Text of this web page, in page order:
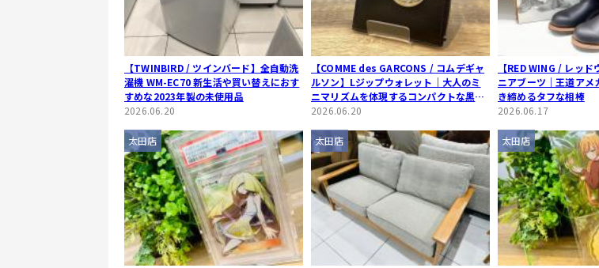
【TWINBIRD / ツインバード】全自動洗
濯機 WM-EC70 新生活や買い替えにおす
すめな2023年製の未使用品
2026.06.20
【COMME des GARCONS / コムデギャ
ルソン】Lジップウォレット｜大人のミ
ニマリズムを体現するコンパクトな黒財
布
2026.06.20
【RED WING / レッ
ニアブーツ｜王道アメ
き締めるタフな相棒
2026.06.17
太田店 太田店 太田店